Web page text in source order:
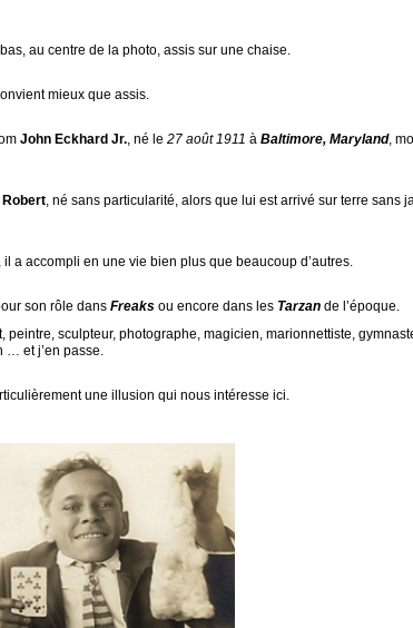
au centre de la photo, assis sur une chaise.
mieux que assis.
John Eckhard Jr., né le 27 août 1911 à Baltimore, Maryland,
Robert, né sans particularité, alors que lui est arrivé sur terre sans
a accompli en une vie bien plus que beaucoup d’autres.
son rôle dans Freaks ou encore dans les Tarzan de l’époque.
peintre, sculpteur, photographe, magicien, marionnettiste,
… et j’en passe.
une illusion qui nous intéresse ici.